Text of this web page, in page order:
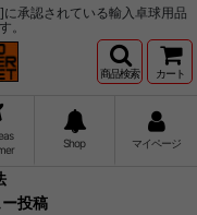
承認されている輸入卓球用品
。
商品検索 カート
Shop マイページ
投稿